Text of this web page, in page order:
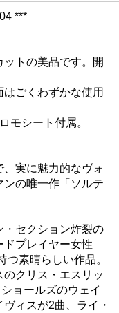
***
トの美品です。開
ごくわずかな使用
モシート付属。
実に魅力的なヴォ
の唯一作「ソルテ
・セクション炸裂の
ドプレイヤー女性
素晴らしい作品。
のクリス・エスリッ
ョールズのウェイ
ィスが2曲、ライ・